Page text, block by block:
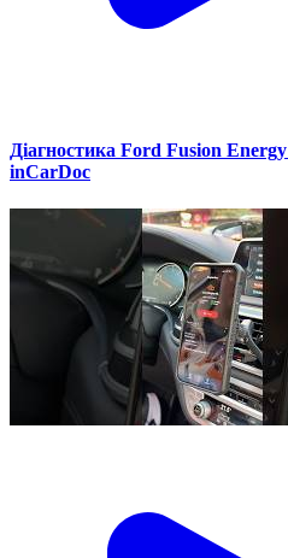
Діагностика Ford Fusion
inCarDoc